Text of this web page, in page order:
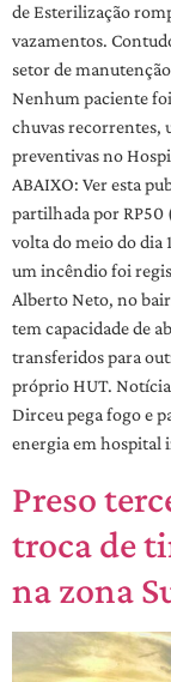
de Esterilização
vazamentos.
setor de
Nenhum paciente
chuvas recorrentes,
preventivas no
ABAIXO: Ver esta
partilhada por
volta do meio do dia
um incêndio foi
Alberto Neto, no
tem capacidade de
transferidos para
próprio HUT.
Dirceu pega fogo e
energia em hospital
Preso
troca de
na zona